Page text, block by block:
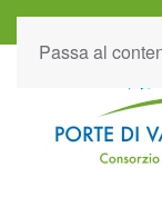
Passa al